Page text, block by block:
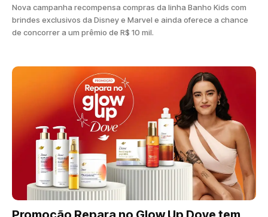
Nova campanha recompensa compras da linha Banho Kids com
brindes exclusivos da Disney e Marvel e ainda oferece a chance
de concorrer a um prêmio de R$ 10 mil.